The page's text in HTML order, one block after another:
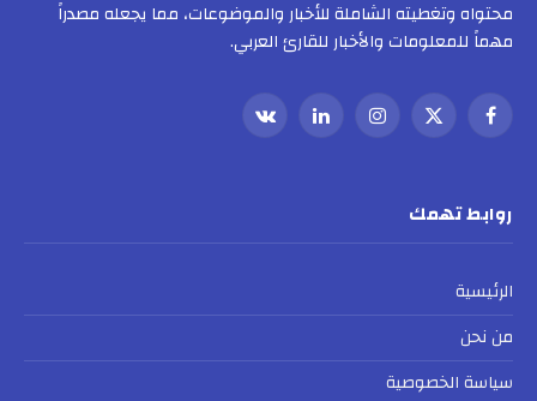
محتواه وتغطيته الشاملة للأخبار والموضوعات، مما يجعله مصدراً
مهماً للمعلومات والأخبار للقارئ العربي.
فيسبوك
X
الانستغراملينكدإنVKontakte
روابط تهمك
الرئيسية
من نحن
سياسة الخصوصية